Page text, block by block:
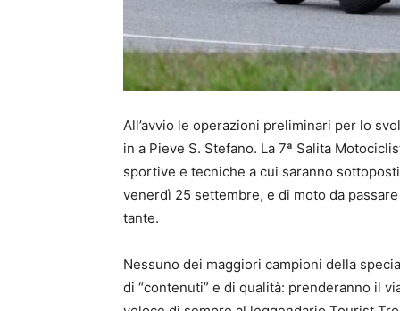
All’avvio le operazioni preliminari per lo
in a Pieve S. Stefano. La 7ª Salita
sportive e tecniche a cui saranno
venerdì 25 settembre, e di moto da
tante.
Nessuno dei maggiori campioni della
di “contenuti” e di qualità: prenderanno il